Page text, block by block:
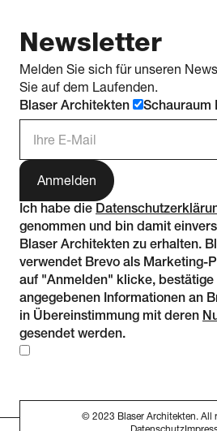
Newsletter
Melden Sie sich für unseren
Sie auf dem Laufenden.
Blaser Architekten
Schauraum
Ich habe die
genommen und bin damit
Blaser Architekten zu erhalten.
verwendet Brevo als Marketing-
auf "Anmelden" klicke, bestätige
angegebenen Informationen an
in Übereinstimmung mit deren
gesendet werden.
© 2023 Blaser Architekten. All